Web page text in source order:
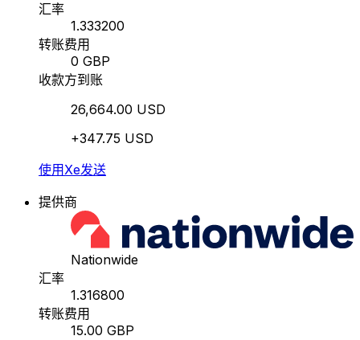
汇率
1.333200
转账费用
0 GBP
收款方到账
26,664.00 USD
+347.75 USD
使用Xe发送
提供商
Nationwide
汇率
1.316800
转账费用
15.00 GBP